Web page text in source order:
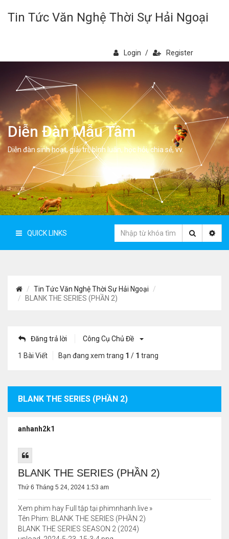
Tin Tức Văn Nghệ Thời Sự Hải Ngoại
Login / Register
Diễn Đàn Mẫu Tâm
Diễn đàn sinh hoạt, giải trí, bình luân, học hỏi, chia sẻ, vv.
QUICK LINKS
Tin Tức Văn Nghệ Thời Sự Hải Ngoại
BLANK THE SERIES (PHẦN 2)
Đăng trả lời Công Cụ Chủ Đề
1 Bài Viết Bạn đang xem trang 1 / 1 trang
BLANK THE SERIES (PHẦN 2)
anhanh2k1
BLANK THE SERIES (PHẦN 2)
Thứ 6 Tháng 5 24, 2024 1:53 am
Xem phim hay Full tập tại phimnhanh.live »
Tên Phim: BLANK THE SERIES (PHẦN 2)
BLANK THE SERIES SEASON 2 (2024)